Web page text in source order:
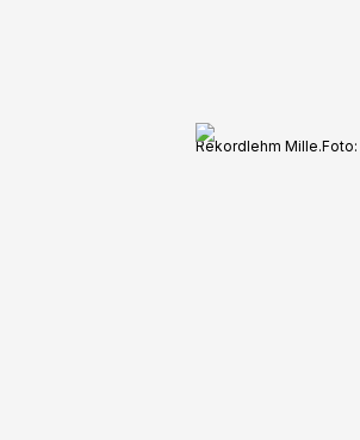
Rekordlehm Mille.Foto: